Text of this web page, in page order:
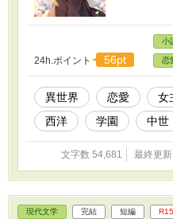
回目を迎え
形でもいい
そんなシェリ
うか。
24h.ポイント 56pt
小
恋
異世界 恋愛 女
西洋
学園 中世
文字数 54,681 最終更
現代文学 完結 短編 R15